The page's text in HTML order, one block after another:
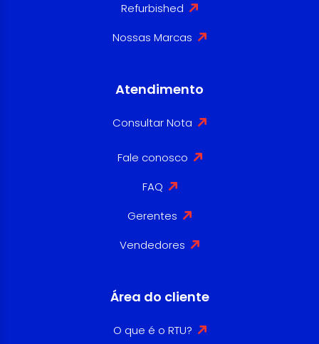
Refurbished
Nossas Marcas
Atendimento
Consultar Nota
Fale conosco
FAQ
Gerentes
Vendedores
Área do cliente
O que é o RTU?